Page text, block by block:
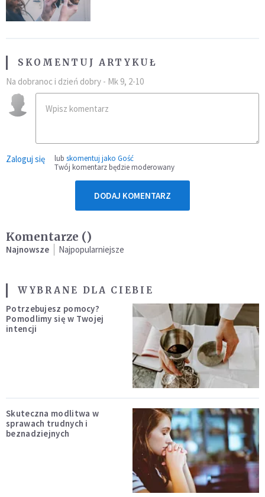
SKOMENTUJ ARTYKUŁ
Na dobranoc i dzień dobry - Mk 9, 2-10
Zaloguj się lub skomentuj jako Gość
Twój komentarz będzie moderowany
DODAJ KOMENTARZ
Komentarze ()
Najnowsze Najpopularniejsze
WYBRANE DLA CIEBIE
Potrzebujesz pomocy?
Pomodlimy się w Twojej
intencji
Skuteczna modlitwa w
sprawach trudnych i
beznadziejnych